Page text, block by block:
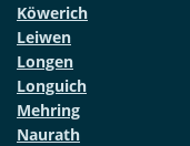
Köwerich
Leiwen
Longen
Longuich
Mehring
Naurath